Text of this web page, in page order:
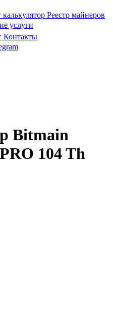
Реестр майнеров
услуги
Контакты
Bitmain
104 Th